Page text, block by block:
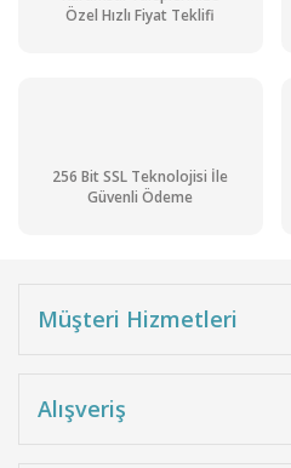
Özel Hızlı Fiyat Teklifi
256 Bit SSL Teknolojisi İle
Güvenli Ödeme
Müşteri Hizmetleri
Alışveriş